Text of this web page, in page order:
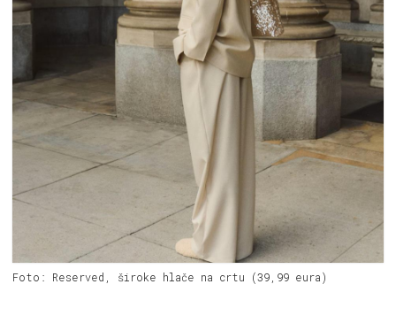
Foto: Reserved, široke hlače na crtu (39,99 eura)